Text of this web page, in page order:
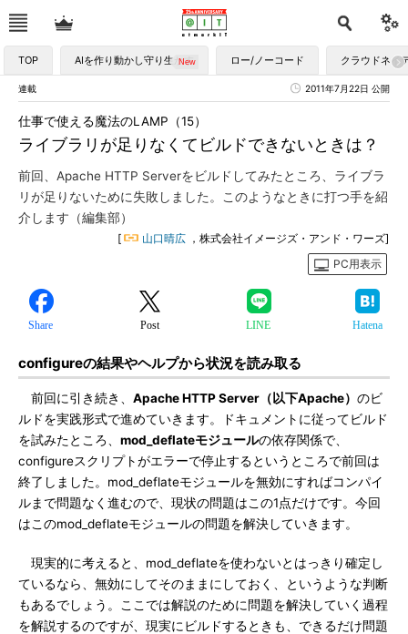
TOP AIを作り動かし守り生かす ロー/ノーコード クラウドネイ
連載 2011年7月22日 公開
ライブラリが足りなくてビルドできないときは？
仕事で使える魔法のLAMP（15）
前回、Apache HTTP Serverをビルドしてみたところ、ライブラ
リが足りないために失敗しました。このようなときに打つ手を紹
介します（編集部）
[ 山口晴広 ，株式会社イメージズ・アンド・ワーズ]
PC用表示
Share Post LINE Hatena
configureの結果やヘルプから状況を読み取る
前回に引き続き、 Apache HTTP Server（以下Apache） のビ
ルドを実践形式で進めていきます。ドキュメントに従ってビルド
を試みたところ、 mod_deflateモジュールの依存関係で、
configureスクリプトがエラーで停止するというところで前回は
終了しました。mod_deflateモジュールを無効にすればコンパイ
ルまで問題なく進むので、現状の問題はこの1点だけです。今回
はこのmod_deflateモジュールの問題を解決していきます。
現実的に考えると、mod_deflateを使わないとはっきり確定し
ているなら、無効にしてそのままにしておく、というような判断
もあるでしょう。ここでは解説のために問題を解決していく過程
を解説するのですが、現実にビルドするときも、できるだけ問題